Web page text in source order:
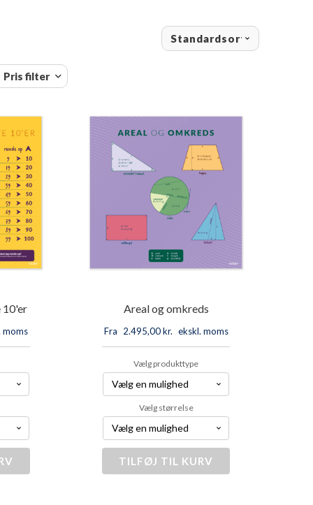
Pris filter
moms
Areal og omkreds
Fra 2.495,00kr. ekskl. moms
Vælg produkttype
Vælg størrelse
Areal
og
TILFØJ TIL KURV